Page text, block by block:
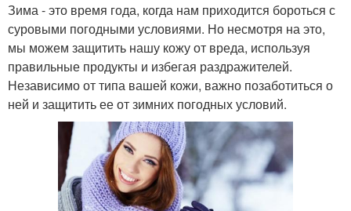
Зима - это время года, когда нам приходится бороться с
суровыми погодными условиями. Но несмотря на это,
мы можем защитить нашу кожу от вреда, используя
правильные продукты и избегая раздражителей.
Независимо от типа вашей кожи, важно позаботиться о
ней и защитить ее от зимних погодных условий.